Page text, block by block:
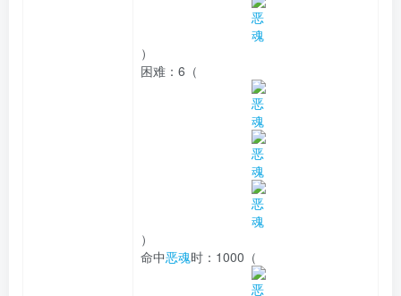
）
困难： 6（
）
命中恶魂时： 1000（